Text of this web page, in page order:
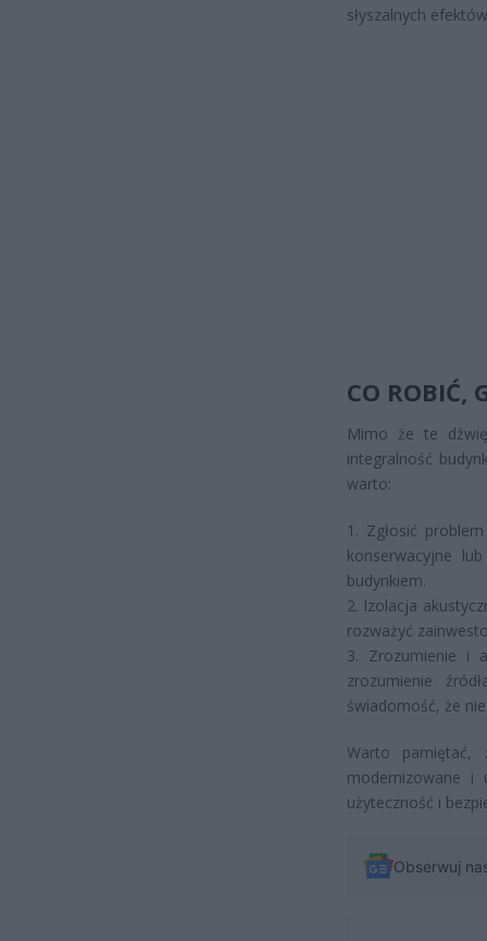
słyszalnych
CO ROBIĆ,
Mimo że te
integralność
warto:
1. Zgłosić
konserwacyjne
budynkiem.
2. Izolacja
rozważyć
3. Zrozumienie i
zrozumienie
świadomość, że
Warto
modernizowane i
użyteczność i
Obserwuj